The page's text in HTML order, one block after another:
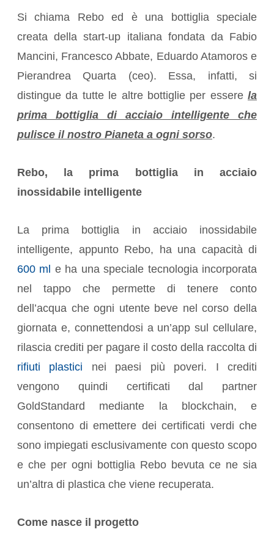
Si chiama Rebo ed è una bottiglia speciale
creata della start-up italiana fondata da Fabio
Mancini, Francesco Abbate, Eduardo Atamoros e
Pierandrea Quarta (ceo). Essa, infatti, si
distingue da tutte le altre bottiglie per essere la
prima bottiglia di acciaio intelligente che
pulisce il nostro Pianeta a ogni sorso.
Rebo, la prima bottiglia in acciaio
inossidabile intelligente
La prima bottiglia in acciaio inossidabile
intelligente, appunto Rebo, ha una capacità di
600 ml e ha una speciale tecnologia incorporata
nel tappo che permette di tenere conto
dell’acqua che ogni utente beve nel corso della
giornata e, connettendosi a un’app sul cellulare,
rilascia crediti per pagare il costo della raccolta di
rifiuti plastici nei paesi più poveri. I crediti
vengono quindi certificati dal partner
GoldStandard mediante la blockchain, e
consentono di emettere dei certificati verdi che
sono impiegati esclusivamente con questo scopo
e che per ogni bottiglia Rebo bevuta ce ne sia
un’altra di plastica che viene recuperata.
Come nasce il progetto